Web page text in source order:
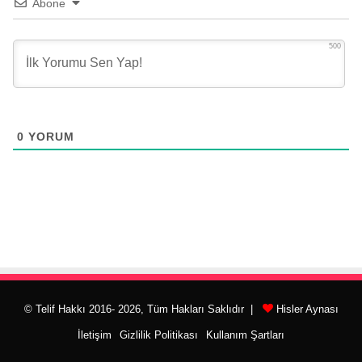
Abone
500
0 YORUM
© Telif Hakkı 2016- 2026, Tüm Hakları Saklıdır | Hisler Aynası
İletişim Gizlilik Politikası Kullanım Şartları